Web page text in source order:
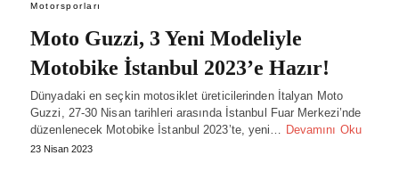
Motorsporları
Moto Guzzi, 3 Yeni Modeliyle
Motobike İstanbul 2023’e Hazır!
Dünyadaki en seçkin motosiklet üreticilerinden İtalyan Moto
Guzzi, 27-30 Nisan tarihleri arasında İstanbul Fuar Merkezi’nde
düzenlenecek Motobike İstanbul 2023’te, yeni… Devamını Oku
23 Nisan 2023